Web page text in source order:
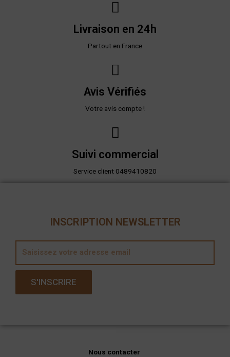
Livraison en 24h
Partout en France
Avis Vérifiés
Votre avis compte !
Suivi commercial
Service client 0489410820
INSCRIPTION NEWSLETTER
a
S'INSCRIRE
Nous contacter